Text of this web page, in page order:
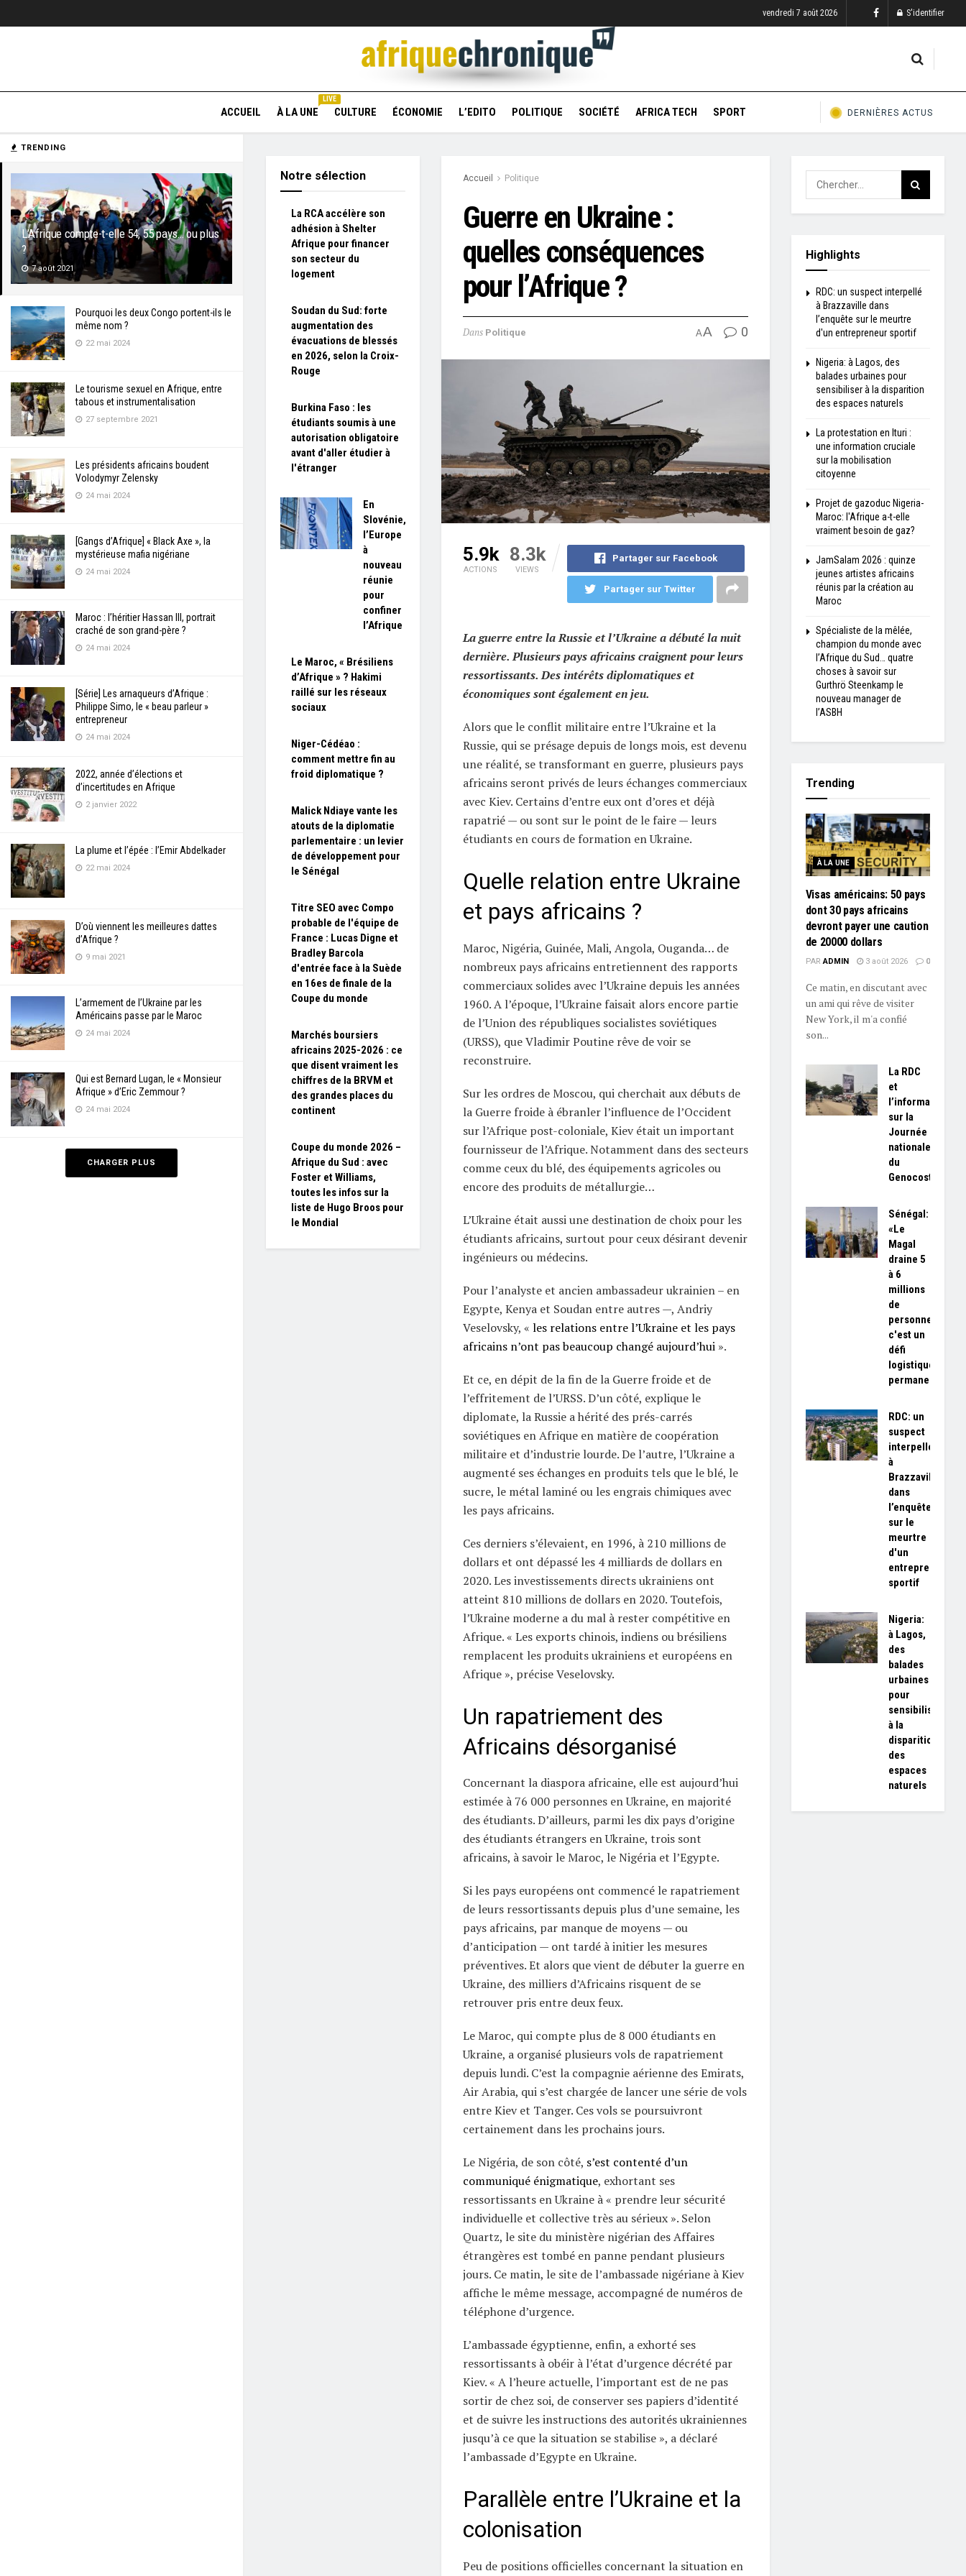
TRENDING
L’Afrique compte-t-elle 54, 55 pays… ou plus
?
7 août 2021
Pourquoi les deux Congo portent-ils le
même nom ?
22 mai 2024
Le tourisme sexuel en Afrique, entre
tabous et instrumentalisation
27 septembre 2021
Les présidents africains boudent
Volodymyr Zelensky
24 mai 2024
[Gangs d’Afrique] « Black Axe », la
mystérieuse mafia nigériane
24 mai 2024
Maroc : l’héritier Hassan III, portrait
craché de son grand-père ?
24 mai 2024
[Série] Les arnaqueurs d’Afrique :
Philippe Simo, le « beau parleur »
entrepreneur
24 mai 2024
2022, année d’élections et
d’incertitudes en Afrique
2 janvier 2022
La plume et l’épée : l’Emir Abdelkader
22 mai 2024
D’où viennent les meilleures dattes
d’Afrique ?
9 mai 2021
L’armement de l’Ukraine par les
Américains passe par le Maroc
24 mai 2024
Qui est Bernard Lugan, le « Monsieur
Afrique » d’Eric Zemmour ?
24 mai 2024
CHARGER PLUS
vendredi 7 août 2026 S'identifier
ACCUEIL À LA UNE
LIVE
CULTURE ÉCONOMIE L’EDITO POLITIQUE SOCIÉTÉ AFRICA TECH SPORT DERNIÈRES ACTUS
Accueil Politique
Guerre en Ukraine :
quelles conséquences
pour l’Afrique ?
Dans Politique AA 0
5.9k
ACTIONS
8.3k
VIEWS
Partager sur Facebook
Partager sur Twitter
La guerre entre la Russie et l’Ukraine a débuté la nuit
dernière. Plusieurs pays africains craignent pour leurs
ressortissants. Des intérêts diplomatiques et
économiques sont également en jeu.
Alors que le conflit militaire entre l’Ukraine et la
Russie, qui se présage depuis de longs mois, est devenu
une réalité, se transformant en guerre, plusieurs pays
africains seront privés de leurs échanges commerciaux
avec Kiev. Certains d’entre eux ont d’ores et déjà
rapatrié — ou sont sur le point de le faire — leurs
étudiants en cours de formation en Ukraine.
Quelle relation entre Ukraine
et pays africains ?
Maroc, Nigéria, Guinée, Mali, Angola, Ouganda… de
nombreux pays africains entretiennent des rapports
commerciaux solides avec l’Ukraine depuis les années
1960. A l’époque, l’Ukraine faisait alors encore partie
de l’Union des républiques socialistes soviétiques
(URSS), que Vladimir Poutine rêve de voir se
reconstruire.
Sur les ordres de Moscou, qui cherchait aux débuts de
la Guerre froide à ébranler l’influence de l’Occident
sur l’Afrique post-coloniale, Kiev était un important
fournisseur de l’Afrique. Notamment dans des secteurs
comme ceux du blé, des équipements agricoles ou
encore des produits de métallurgie…
L’Ukraine était aussi une destination de choix pour les
étudiants africains, surtout pour ceux désirant devenir
ingénieurs ou médecins.
Pour l’analyste et ancien ambassadeur ukrainien – en
Egypte, Kenya et Soudan entre autres —, Andriy
Veselovsky, « les relations entre l’Ukraine et les pays
africains n’ont pas beaucoup changé aujourd’hui».
Et ce, en dépit de la fin de la Guerre froide et de
l’effritement de l’URSS. D’un côté, explique le
diplomate, la Russie a hérité des prés-carrés
soviétiques en Afrique en matière de coopération
militaire et d’industrie lourde. De l’autre, l’Ukraine a
augmenté ses échanges en produits tels que le blé, le
sucre, le métal laminé ou les engrais chimiques avec
les pays africains.
Ces derniers s’élevaient, en 1996, à 210 millions de
dollars et ont dépassé les 4 milliards de dollars en
2020. Les investissements directs ukrainiens ont
atteint 810 millions de dollars en 2020. Toutefois,
l’Ukraine moderne a du mal à rester compétitive en
Afrique. « Les exports chinois, indiens ou brésiliens
remplacent les produits ukrainiens et européens en
Afrique », précise Veselovsky.
Un rapatriement des
Africains désorganisé
Concernant la diaspora africaine, elle est aujourd’hui
estimée à 76 000 personnes en Ukraine, en majorité
des étudiants. D’ailleurs, parmi les dix pays d’origine
des étudiants étrangers en Ukraine, trois sont
africains, à savoir le Maroc, le Nigéria et l’Egypte.
Si les pays européens ont commencé le rapatriement
de leurs ressortissants depuis plus d’une semaine, les
pays africains, par manque de moyens — ou
d’anticipation — ont tardé à initier les mesures
préventives. Et alors que vient de débuter la guerre en
Ukraine, des milliers d’Africains risquent de se
retrouver pris entre deux feux.
Le Maroc, qui compte plus de 8 000 étudiants en
Ukraine, a organisé plusieurs vols de rapatriement
depuis lundi. C’est la compagnie aérienne des Emirats,
Air Arabia, qui s’est chargée de lancer une série de vols
entre Kiev et Tanger. Ces vols se poursuivront
certainement dans les prochains jours.
Le Nigéria, de son côté, s’est contenté d’un
communiqué énigmatique, exhortant ses
ressortissants en Ukraine à « prendre leur sécurité
individuelle et collective très au sérieux ». Selon
Quartz, le site du ministère nigérian des Affaires
étrangères est tombé en panne pendant plusieurs
jours. Ce matin, le site de l’ambassade nigériane à Kiev
affiche le même message, accompagné de numéros de
téléphone d’urgence.
L’ambassade égyptienne, enfin, a exhorté ses
ressortissants à obéir à l’état d’urgence décrété par
Kiev. « A l’heure actuelle, l’important est de ne pas
sortir de chez soi, de conserver ses papiers d’identité
et de suivre les instructions des autorités ukrainiennes
jusqu’à ce que la situation se stabilise », a déclaré
l’ambassade d’Egypte en Ukraine.
Parallèle entre l’Ukraine et la
colonisation
Peu de positions officielles concernant la situation en
Notre sélection
La RCA accélère son
adhésion à Shelter
Afrique pour financer
son secteur du
logement
Soudan du Sud: forte
augmentation des
évacuations de blessés
en 2026, selon la Croix-
Rouge
Burkina Faso : les
étudiants soumis à une
autorisation obligatoire
avant d'aller étudier à
l'étranger
En
Slovénie,
l’Europe
à
nouveau
réunie
pour
confiner
l’Afrique
Le Maroc, « Brésiliens
d’Afrique » ? Hakimi
raillé sur les réseaux
sociaux
Niger-Cédéao :
comment mettre fin au
froid diplomatique ?
Malick Ndiaye vante les
atouts de la diplomatie
parlementaire : un levier
de développement pour
le Sénégal
Titre SEO avec Compo
probable de l'équipe de
France : Lucas Digne et
Bradley Barcola
d'entrée face à la Suède
en 16es de finale de la
Coupe du monde
Marchés boursiers
africains 2025-2026 : ce
que disent vraiment les
chiffres de la BRVM et
des grandes places du
continent
Coupe du monde 2026 –
Afrique du Sud : avec
Foster et Williams,
toutes les infos sur la
liste de Hugo Broos pour
le Mondial
Highlights
RDC: un suspect interpellé
à Brazzaville dans
l’enquête sur le meurtre
d'un entrepreneur sportif
Nigeria: à Lagos, des
balades urbaines pour
sensibiliser à la disparition
des espaces naturels
La protestation en Ituri :
une information cruciale
sur la mobilisation
citoyenne
Projet de gazoduc Nigeria-
Maroc: l'Afrique a-t-elle
vraiment besoin de gaz?
JamSalam 2026 : quinze
jeunes artistes africains
réunis par la création au
Maroc
Spécialiste de la mêlée,
champion du monde avec
l’Afrique du Sud… quatre
choses à savoir sur
Gurthrö Steenkamp le
nouveau manager de
l’ASBH
Trending
À LA UNE
Visas américains: 50 pays
dont 30 pays africains
devront payer une caution
de 20000 dollars
PAR ADMIN 3 août 2026 0
Ce matin, en discutant avec
un ami qui rêve de visiter
New York, il m'a confié
son...
La RDC
et
l’information
sur la
Journée
nationale
du
Genocost
Sénégal:
«Le
Magal
draine 5
à 6
millions
de
personnes,
c'est un
défi
logistique
permanent»
RDC: un
suspect
interpellé
à
Brazzaville
dans
l’enquête
sur le
meurtre
d'un
entrepreneur
sportif
Nigeria:
à Lagos,
des
balades
urbaines
pour
sensibiliser
à la
disparition
des
espaces
naturels